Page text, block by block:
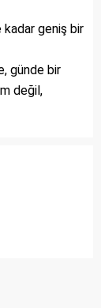
kadar geniş bir
günde bir
değil,